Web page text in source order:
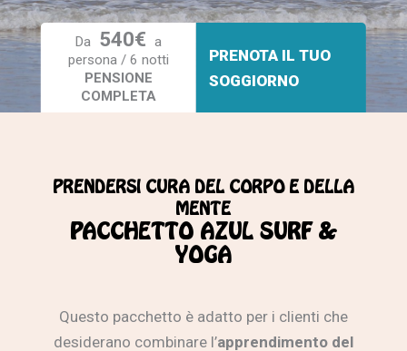
Da 540€ a
persona / 6 notti
PENSIONE
COMPLETA
PRENOTA IL TUO
SOGGIORNO
PRENDERSI CURA DEL CORPO E DELLA
MENTE
PACCHETTO AZUL SURF &
YOGA
Questo pacchetto è adatto per i clienti che
desiderano combinare l’apprendimento del